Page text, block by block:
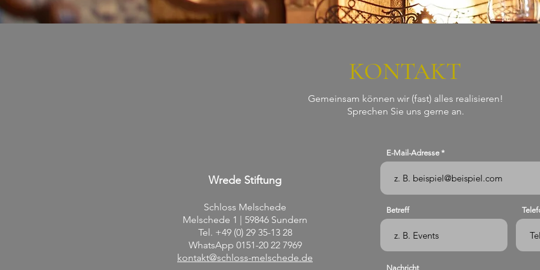
KONTAKT
Gemeinsam können wir (fast) alles realisieren!
Sprechen Sie uns gerne an.
Wrede Stiftung
Schloss Melschede
Melschede 1 | 59846 Sundern
Tel. +49 (0) 29 35-13 28
WhatsApp 0151-20 22 7969
kontakt@schloss-melschede.de
E-Mail-Adresse
Betreff
Nachricht